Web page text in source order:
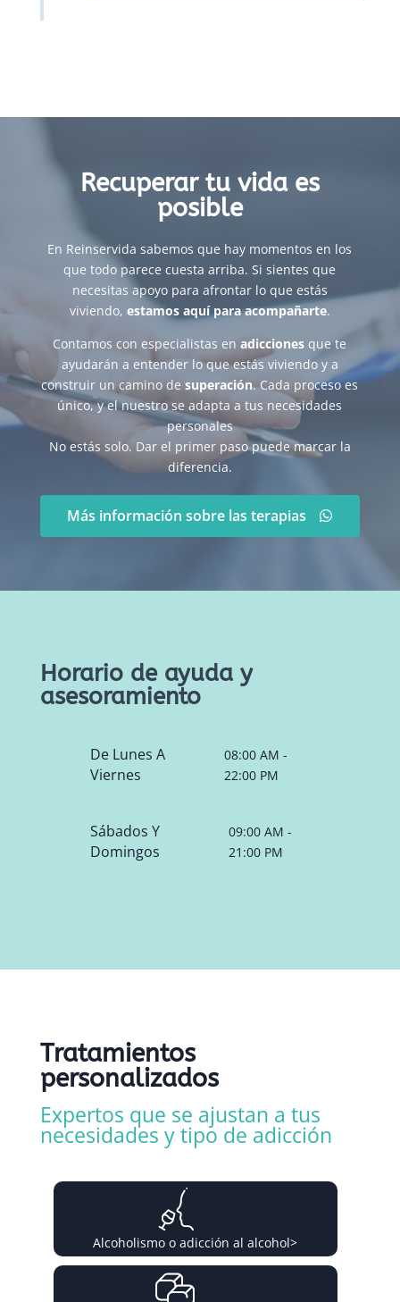
Recuperar tu vida es
posible
En Reinservida sabemos que hay momentos en los
que todo parece cuesta arriba. Si sientes que
necesitas apoyo para afrontar lo que estás
viviendo, estamos aquí para acompañarte.
Contamos con especialistas enadicciones que te
ayudarán a entender lo que estás viviendo y a
construir un camino desuperación. Cada proceso es
único, y el nuestro se adapta a tus necesidades
personales
No estás solo. Dar el primer paso puede marcar la
diferencia.
Más información sobre las terapias
Horario de ayuda y
asesoramiento
De Lunes A
Viernes
08:00 AM -
22:00 PM
Sábados Y
Domingos
09:00 AM -
21:00 PM
Tratamientos
personalizados
Expertos que se ajustan a tus
necesidades y tipo de adicción
Alcoholismo o adicción al alcohol>